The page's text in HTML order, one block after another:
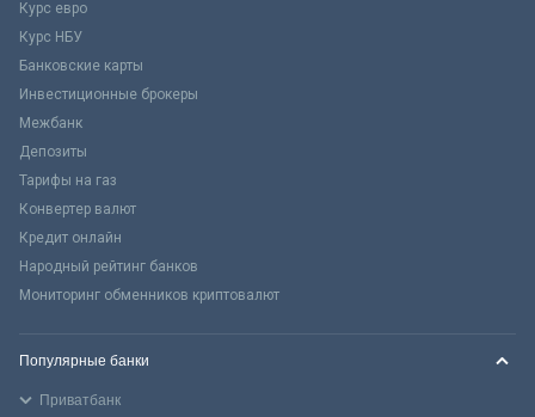
Курс евро
Курс НБУ
Банковские карты
Инвестиционные брокеры
Межбанк
Депозиты
Тарифы на газ
Конвертер валют
Кредит онлайн
Народный рейтинг банков
Мониторинг обменников криптовалют
Популярные банки
Приватбанк